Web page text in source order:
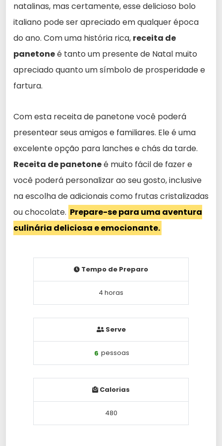
natalinas, mas certamente, esse delicioso bolo
italiano pode ser apreciado em qualquer época
do ano. Com uma história rica, receita de
panetoneé tanto um presente de Natal muito
apreciado quanto um símbolo de prosperidade e
fartura.
Com esta receita de panetone você poderá
presentear seus amigos e familiares. Ele é uma
excelente opção para lanches e chás da tarde.
Receita de panetoneé muito fácil de fazer e
você poderá personalizar ao seu gosto, inclusive
na escolha de adicionais como frutas cristalizadas
ou chocolate. Prepare-se para uma aventura
culinária deliciosa e emocionante.
Tempo de Preparo
4 horas
Serve
6 pessoas
Calorias
480